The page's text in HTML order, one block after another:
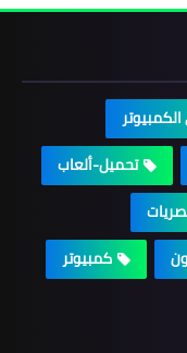
تحميل-ألعاب
كمبيوتر